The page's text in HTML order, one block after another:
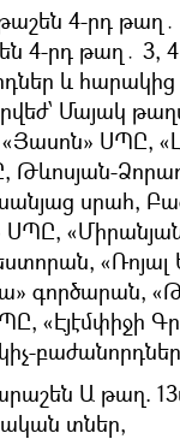
4-րդ թաղ․
4-րդ թաղ․ 3, 4
և հարակից
Մայակ
ՍՊԸ,
սրահ,
«Ռոյալ
գործարան,
«Էյէմփիջի
Ա թաղ.
տներ,